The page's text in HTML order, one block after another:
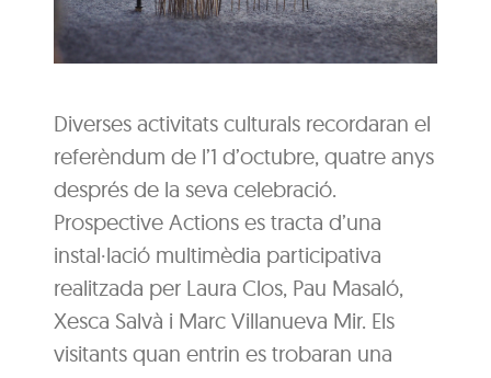
Diverses activitats culturals recordaran el
referèndum de l’1 d’octubre, quatre anys
després de la seva celebració.
Prospective Actions es tracta d’una
instal·lació multimèdia participativa
realitzada per Laura Clos, Pau Masaló,
Xesca Salvà i Marc Villanueva Mir. Els
visitants quan entrin es trobaran una